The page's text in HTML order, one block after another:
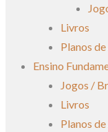
Livros
Planos
Ensino
Jogos /
Livros
Planos